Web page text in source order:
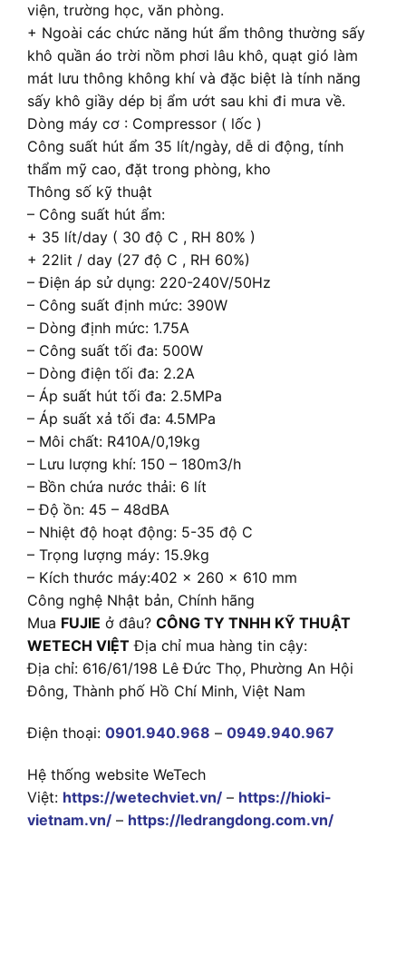
viện, trường học, văn phòng.
+ Ngoài các chức năng hút ẩm thông thường sấy
khô quần áo trời nồm phơi lâu khô, quạt gió làm
mát lưu thông không khí và đặc biệt là tính năng
sấy khô giầy dép bị ẩm ướt sau khi đi mưa về.
Dòng máy cơ : Compressor ( lốc )
Công suất hút ẩm 35 lít/ngày, dễ di động, tính
thẩm mỹ cao, đặt trong phòng, kho
Thông số kỹ thuật
– Công suất hút ẩm:
+ 35 lít/day ( 30 độ C , RH 80% )
+ 22lit / day (27 độ C , RH 60%)
– Điện áp sử dụng: 220-240V/50Hz
– Công suất định mức: 390W
– Dòng định mức: 1.75A
– Công suất tối đa: 500W
– Dòng điện tối đa: 2.2A
– Áp suất hút tối đa: 2.5MPa
– Áp suất xả tối đa: 4.5MPa
– Môi chất: R410A/0,19kg
– Lưu lượng khí: 150 – 180m3/h
– Bồn chứa nước thải: 6 lít
– Độ ồn: 45 – 48dBA
– Nhiệt độ hoạt động: 5-35 độ C
– Trọng lượng máy: 15.9kg
– Kích thước máy:402 x 260 x 610 mm
Công nghệ Nhật bản, Chính hãng
Mua FUJIE ở đâu? CÔNG TY TNHH KỸ THUẬT
WETECH VIỆT Địa chỉ mua hàng tin cậy:
Địa chỉ: 616/61/198 Lê Đức Thọ, Phường An Hội
Đông, Thành phố Hồ Chí Minh, Việt Nam
Điện thoại: 0901.940.968 – 0949.940.967
Hệ thống website WeTech
Việt: https://wetechviet.vn/ – https://hioki-
vietnam.vn/ – https://ledrangdong.com.vn/